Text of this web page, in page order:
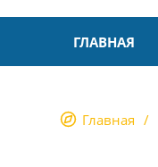
ГЛАВНАЯ
Главная